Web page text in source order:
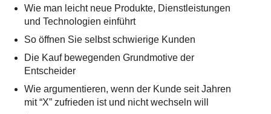
Wie man leicht neue Produkte, Dienstleistungen
und Technologien einführt
So öffnen Sie selbst schwierige Kunden
Die Kauf bewegenden Grundmotive der
Entscheider
Wie argumentieren, wenn der Kunde seit Jahren
mit “X” zufrieden ist und nicht wechseln will